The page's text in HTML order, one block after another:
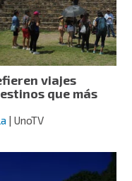
viajes
que más
| UnoTV